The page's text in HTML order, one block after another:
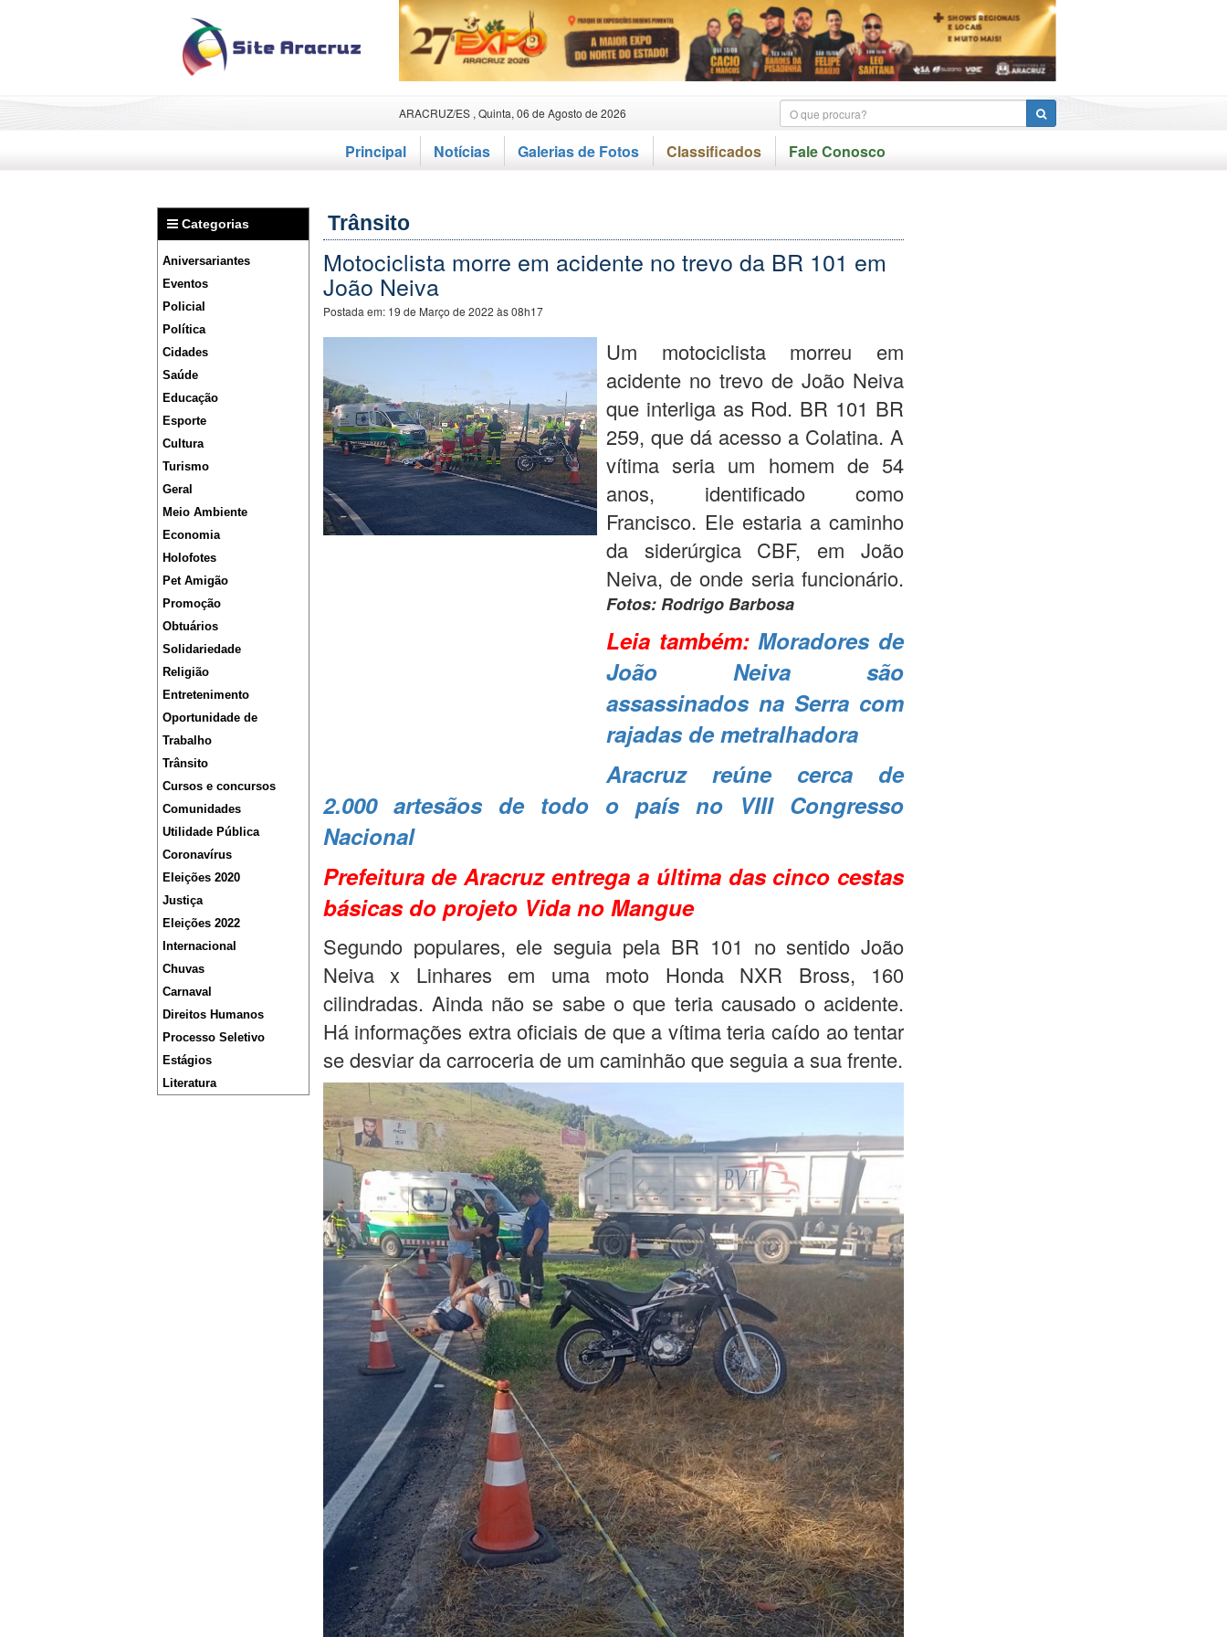
ARACRUZ/ES , Quinta, 06 de Agosto de 2026
Principal Notícias Galerias de Fotos Classificados Fale Conosco
Categorias
Aniversariantes
Eventos
Policial
Política
Cidades
Saúde
Educação
Esporte
Cultura
Turismo
Geral
Meio Ambiente
Economia
Holofotes
Pet Amigão
Promoção
Obtuários
Solidariedade
Religião
Entretenimento
Oportunidade de
Trabalho
Trânsito
Cursos e concursos
Comunidades
Utilidade Pública
Coronavírus
Eleições 2020
Justiça
Eleições 2022
Internacional
Chuvas
Carnaval
Direitos Humanos
Processo Seletivo
Estágios
Literatura
Trânsito
Motociclista morre em acidente no trevo da BR 101 em
João Neiva
Postada em: 19 de Março de 2022 às 08h17
Um motociclista morreu em
acidente no trevo de João Neiva
que interliga as Rod. BR 101 BR
259, que dá acesso a Colatina. A
vítima seria um homem de 54
anos, identificado como
Francisco. Ele estaria a caminho
da siderúrgica CBF, em João
Neiva, de onde seria funcionário.
Fotos: Rodrigo Barbosa
Leia também:Moradores de
João Neiva são
assassinados na Serra com
rajadas de metralhadora
Aracruz reúne cerca de
2.000 artesãos de todo o país no VIII Congresso
Nacional
Prefeitura de Aracruz entrega a última das cinco cestas
básicas do projeto Vida no Mangue
Segundo populares, ele seguia pela BR 101 no sentido João
Neiva x Linhares em uma moto Honda NXR Bross, 160
cilindradas. Ainda não se sabe o que teria causado o acidente.
Há informações extra oficiais de que a vítima teria caído ao tentar
se desviar da carroceria de um caminhão que seguia a sua frente.